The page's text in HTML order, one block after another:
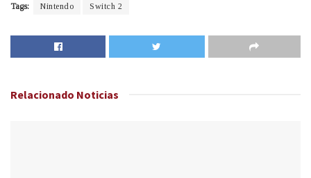
Tags: Nintendo Switch 2
Relacionado Noticias